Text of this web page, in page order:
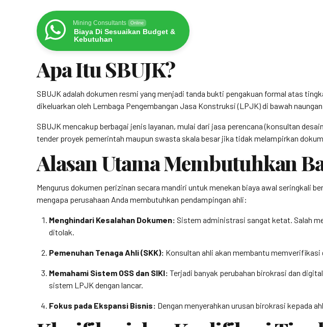
Mining Consultants Online
Biaya Di Sesuaikan Budget &
Kebutuhan
Apa Itu SBUJK?
SBUJK adalah dokumen resmi yang menjadi tanda bukti pengakuan formal atas
dikeluarkan oleh Lembaga Pengembangan Jasa Konstruksi (LPJK) di bawah
SBUJK mencakup berbagai jenis layanan, mulai dari jasa perencana (konsultan
tender proyek pemerintah maupun swasta skala besar jika tidak melampirkan
Alasan Utama Membutuhkan
Mengurus dokumen perizinan secara mandiri untuk menekan biaya awal seringkali
mengapa perusahaan Anda membutuhkan pendampingan ahli:
Menghindari Kesalahan Dokumen: Sistem administrasi sangat ketat. Salah
ditolak.
Pemenuhan Tenaga Ahli (SKK): Konsultan ahli akan membantu
Memahami Sistem OSS dan SIKI: Terjadi banyak perubahan birokrasi dan
sistem LPJK dengan lancar.
Fokus pada Ekspansi Bisnis: Dengan menyerahkan urusan birokrasi kepada